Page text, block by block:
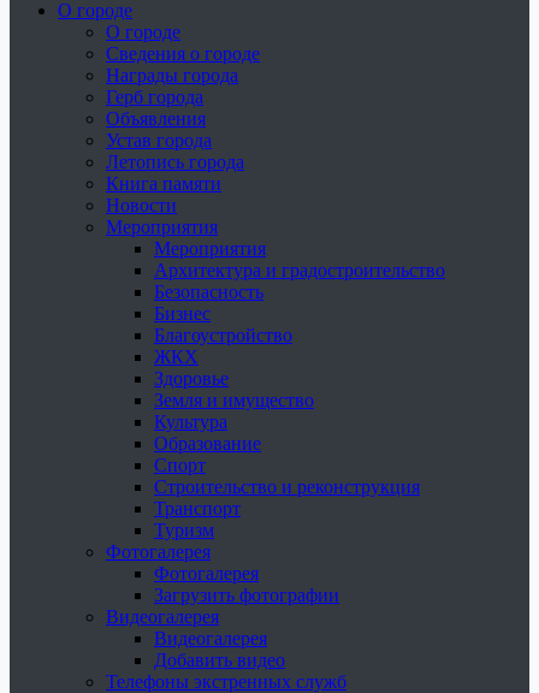
О городе
О городе
Сведения о городе
Награды города
Герб города
Объявления
Устав города
Летопись города
Книга памяти
Новости
Мероприятия
Мероприятия
Архитектура и градостроительство
Безопасность
Бизнес
Благоустройство
ЖКХ
Здоровье
Земля и имущество
Культура
Образование
Спорт
Строительство и реконструкция
Транспорт
Туризм
Фотогалерея
Фотогалерея
Загрузить фотографии
Видеогалерея
Видеогалерея
Добавить видео
Телефоны экстренных служб